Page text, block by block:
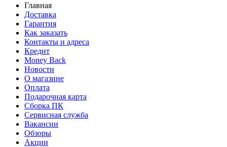
Главная
Доставка
Гарантия
Как заказать
Контакты и адреса
Кредит
Money Back
Новости
О магазине
Оплата
Подарочная карта
Сборка ПК
Сервисная служба
Вакансии
Обзоры
Акции